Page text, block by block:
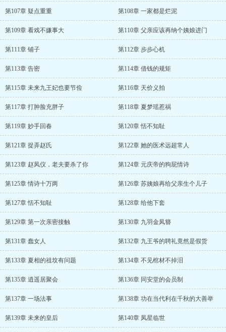
第107章 疑点重重 第108章 一家都是烂泥
第109章 看戏不嫌事大 第110章 父亲应该再纳个姨娘进门
第111章 铺子 第112章 步步心机
第113章 告密 第114章 借钱的规矩
第115章 未来九王妃也要节俭 第116章 天价义拍
第117章 打肿脸充胖子 第118章 夏梦瑶惹祸
第119章 妙手回春 第120章 恬不知耻
第121章 捉弄赵氏 第122章 她的医术远超常人
第123章 赵凤仪，老夫要杀了你 第124章 元庆帝的狗屁情诗
第125章 情诗十万两 第126章 苏姨娘再给父亲生个儿子
第127章 恬不知耻 第128章 给他下套
第129章 第一次亲密接触 第130章 九羽金凤簪
第131章 蠢女人 第132章 九王爷的聘礼竟然是假货
第133章 夏相的祖坟有问题 第134章 不见棺材不掉泪
第135章 逍遥居聚会 第136章 同安堂的会员制
第137章 一场法事 第138章 功在当代利在千秋的大善举
第139章 未来的皇后 第140章 凤星临世